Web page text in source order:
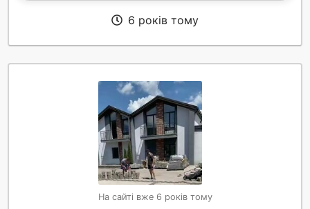
6 років тому
На сайті вже 6 років тому